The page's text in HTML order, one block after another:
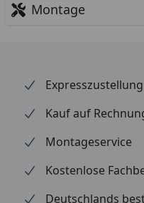
Montage
Kauf auf
Montageservice
Kostenlose
Deutschlands